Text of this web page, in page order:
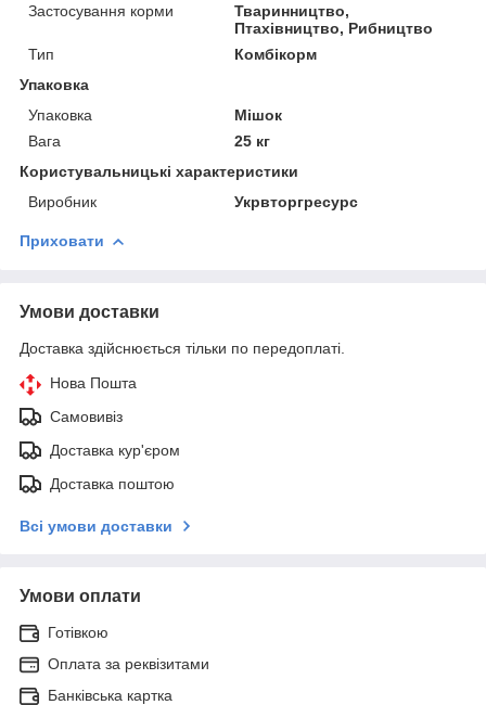
Застосування корми
Тваринництво,
Птахівництво, Рибництво
Тип
Комбікорм
Упаковка
Упаковка
Мішок
Вага
25 кг
Користувальницькі характеристики
Виробник
Укрвторгресурс
Приховати
Умови доставки
Доставка здійснюється тільки по передоплаті.
Нова Пошта
Самовивіз
Доставка кур'єром
Доставка поштою
Всі умови доставки
Умови оплати
Готівкою
Оплата за реквізитами
Банківська картка